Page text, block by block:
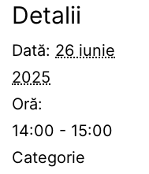
Detalii
Dată: 26 iunie
2025
Oră:
14:00 - 15:00
Categorie